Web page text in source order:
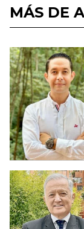
MÁS DE